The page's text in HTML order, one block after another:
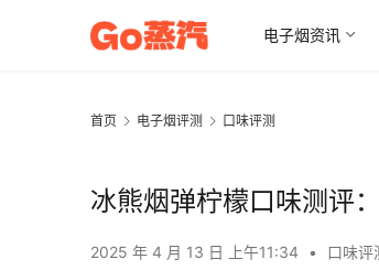
电子烟资讯
首页 电子烟评测 口味评测
冰熊烟弹柠檬口味测评
2025 年 4 月 13 日 上午11:34 • 口味评